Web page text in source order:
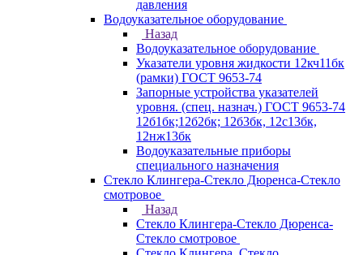
давления
Водоуказательное оборудование
Назад
Водоуказательное оборудование
Указатели уровня жидкости 12кч11бк
(рамки) ГОСТ 9653-74
Запорные устройства указателей
уровня. (спец. назнач.) ГОСТ 9653-74
12б1бк;12б2бк; 12б3бк, 12с13бк,
12нж13бк
Водоуказательные приборы
специального назначения
Стекло Клингера-Стекло Дюренса-Стекло
смотровое
Назад
Стекло Клингера-Стекло Дюренса-
Стекло смотровое